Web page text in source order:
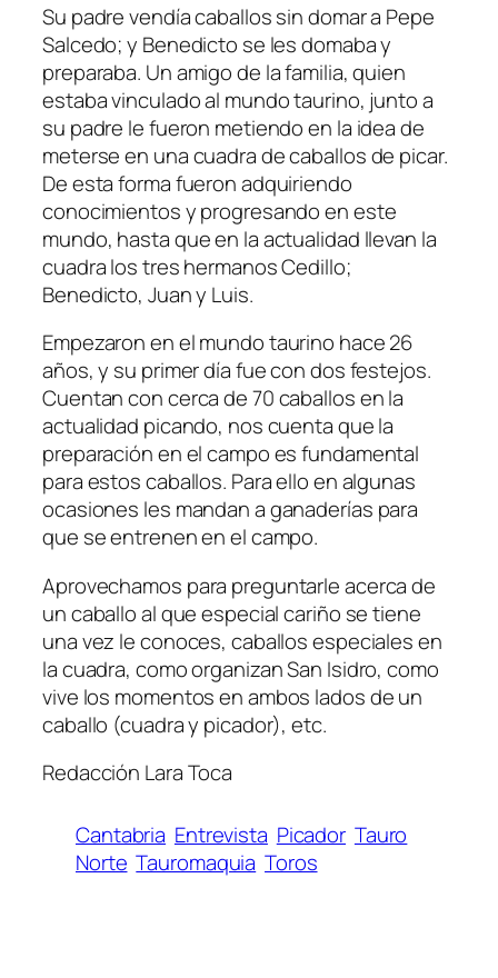
Su padre vendía caballos sin domar a Pepe
Salcedo; y Benedicto se les domaba y
preparaba. Un amigo de la familia, quien
estaba vinculado al mundo taurino, junto a
su padre le fueron metiendo en la idea de
meterse en una cuadra de caballos de picar.
De esta forma fueron adquiriendo
conocimientos y progresando en este
mundo, hasta que en la actualidad llevan la
cuadra los tres hermanos Cedillo;
Benedicto, Juan y Luis.
Empezaron en el mundo taurino hace 26
años, y su primer día fue con dos festejos.
Cuentan con cerca de 70 caballos en la
actualidad picando, nos cuenta que la
preparación en el campo es fundamental
para estos caballos. Para ello en algunas
ocasiones les mandan a ganaderías para
que se entrenen en el campo.
Aprovechamos para preguntarle acerca de
un caballo al que especial cariño se tiene
una vez le conoces, caballos especiales en
la cuadra, como organizan San Isidro, como
vive los momentos en ambos lados de un
caballo (cuadra y picador), etc.
Redacción Lara Toca
Cantabria Entrevista Picador Tauro
Norte Tauromaquia Toros